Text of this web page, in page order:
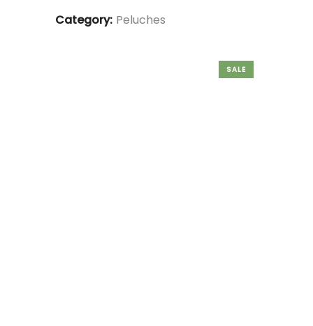
Category: Peluches
SALE